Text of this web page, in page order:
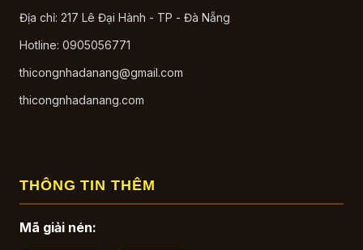
Địa chỉ: 217 Lê Đại Hành - TP - Đà Nẵng
Hotline: 0905056771
thicongnhadanang@gmail.com
thicongnhadanang.com
THÔNG TIN THÊM
Mã giải nén: